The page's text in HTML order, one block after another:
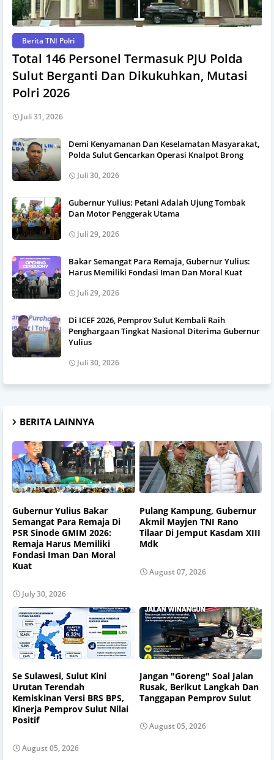
Berita TNI Polri
Total 146 Personel Termasuk PJU Polda
Sulut Berganti Dan Dikukuhkan, Mutasi
Polri 2026
Juli 31, 2026
Demi Kenyamanan Dan Keselamatan Masyarakat,
Polda Sulut Gencarkan Operasi Knalpot Brong
Juli 30, 2026
Gubernur Yulius: Petani Adalah Ujung Tombak
Dan Motor Penggerak Utama
Juli 29, 2026
Bakar Semangat Para Remaja, Gubernur Yulius:
Harus Memiliki Fondasi Iman Dan Moral Kuat
Juli 29, 2026
Di ICEF 2026, Pemprov Sulut Kembali Raih
Penghargaan Tingkat Nasional Diterima Gubernur
Yulius
Juli 30, 2026
BERITA LAINNYA
Gubernur Yulius Bakar
Semangat Para Remaja Di
PSR Sinode GMIM 2026:
Remaja Harus Memiliki
Fondasi Iman Dan Moral
Kuat
July 30, 2026
Pulang Kampung, Gubernur
Akmil Mayjen TNI Rano
Tilaar Di Jemput Kasdam XIII
Mdk
August 07, 2026
Se Sulawesi, Sulut Kini
Urutan Terendah
Kemiskinan Versi BRS BPS,
Kinerja Pemprov Sulut Nilai
Positif
August 05, 2026
Jangan "Goreng" Soal Jalan
Rusak, Berikut Langkah Dan
Tanggapan Pemprov Sulut
August 05, 2026